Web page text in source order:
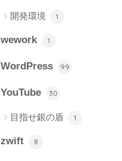
開発環境 1
wework 1
WordPress 99
YouTube 30
目指せ銀の盾 1
zwift 8